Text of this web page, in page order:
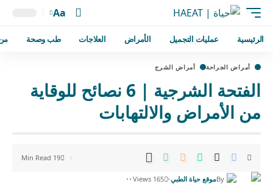
Aa
الرئيسية عمليات التجميل الأمراض العلاجات طب وصحة
أمراض الجراحة أمراض الشرج
الفتحة الشرجية | 6 نصائح للوقاية
من الأمراض والالتهابات
Byموقع حياة الطبي 165 Views
19 Min Read